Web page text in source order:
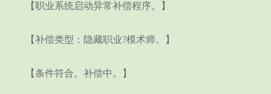
【职业系统启动异常补偿程序。】
【补偿类型：隐藏职业?模术师。】
【条件符合。补偿中。】